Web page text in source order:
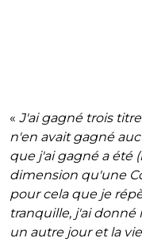
« J'ai gagné trois
n'en avait gagné
que j'ai gagné a été
dimension qu'une
pour cela que je
tranquille, j'ai
un autre jour et la